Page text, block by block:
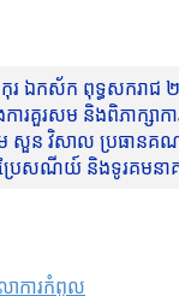
ឯកស័ក ពុទ្ធសករាជ
គួរសម និងពិភាក្សាកា
សួន វិសាល ប្រធានគណ
ងប្រៃសណីយ៍ និងទូរគ
ាការកំពូល